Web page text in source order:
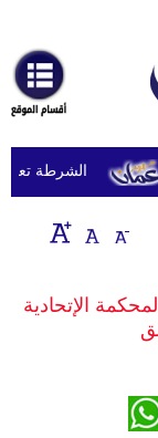
أخبارعاجلة
رياضة
ثقافة
إقتصاد
وموسيقى
الشرطة تعتقل
الإتحادية